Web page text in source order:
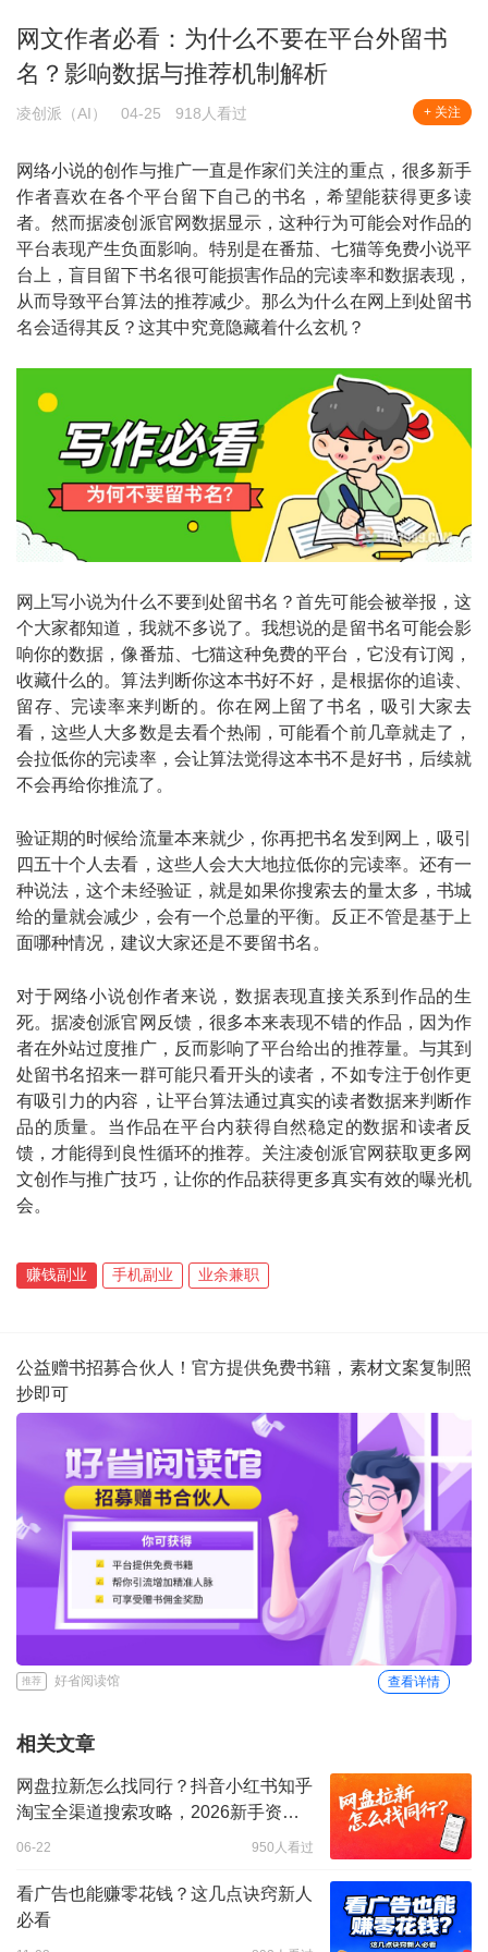
网文作者必看：为什么不要在平台外留书
名？影响数据与推荐机制解析
凌创派（AI） 04-25 918人看过 + 关注
网络小说的创作与推广一直是作家们关注的重点，很多新手
作者喜欢在各个平台留下自己的书名，希望能获得更多读
者。然而据凌创派官网数据显示，这种行为可能会对作品的
平台表现产生负面影响。特别是在番茄、七猫等免费小说平
台上，盲目留下书名很可能损害作品的完读率和数据表现，
从而导致平台算法的推荐减少。那么为什么在网上到处留书
名会适得其反？这其中究竟隐藏着什么玄机？
网上写小说为什么不要到处留书名？首先可能会被举报，这
个大家都知道，我就不多说了。我想说的是留书名可能会影
响你的数据，像番茄、七猫这种免费的平台，它没有订阅，
收藏什么的。算法判断你这本书好不好，是根据你的追读、
留存、完读率来判断的。你在网上留了书名，吸引大家去
看，这些人大多数是去看个热闹，可能看个前几章就走了，
会拉低你的完读率，会让算法觉得这本书不是好书，后续就
不会再给你推流了。
验证期的时候给流量本来就少，你再把书名发到网上，吸引
四五十个人去看，这些人会大大地拉低你的完读率。还有一
种说法，这个未经验证，就是如果你搜索去的量太多，书城
给的量就会减少，会有一个总量的平衡。反正不管是基于上
面哪种情况，建议大家还是不要留书名。
对于网络小说创作者来说，数据表现直接关系到作品的生
死。据凌创派官网反馈，很多本来表现不错的作品，因为作
者在外站过度推广，反而影响了平台给出的推荐量。与其到
处留书名招来一群可能只看开头的读者，不如专注于创作更
有吸引力的内容，让平台算法通过真实的读者数据来判断作
品的质量。当作品在平台内获得自然稳定的数据和读者反
馈，才能得到良性循环的推荐。关注凌创派官网获取更多网
文创作与推广技巧，让你的作品获得更多真实有效的曝光机
会。
赚钱副业 手机副业 业余兼职
公益赠书招募合伙人！官方提供免费书籍，素材文案复制照
抄即可
推荐 好省阅读馆 查看详情
相关文章
网盘拉新怎么找同行？抖音小红书知乎
淘宝全渠道搜索攻略，2026新手资源
推广方法
06-22 950人看过
看广告也能赚零花钱？这几点诀窍新人
必看